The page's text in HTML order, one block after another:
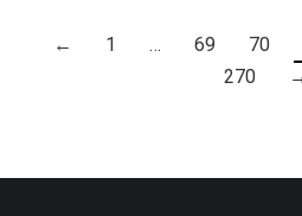
← 1 … 69 70
270